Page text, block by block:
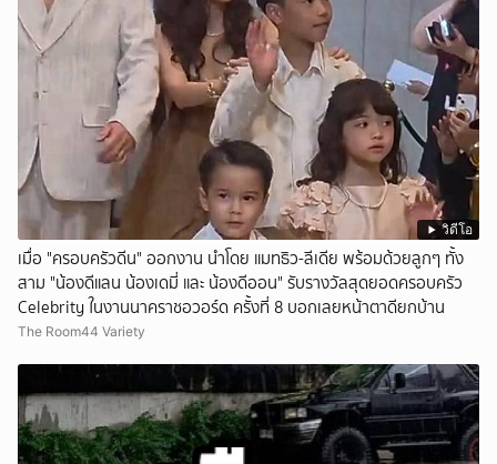
วิดีโอ
เมื่อ "ครอบครัวดีน" ออกงาน นำโดย แมทธิว-ลีเดีย พร้อมด้วยลูกๆ ทั้ง
สาม "น้องดีแลน น้องเดมี่ และ น้องดีออน" รับรางวัลสุดยอดครอบครัว
Celebrity ในงานนาคราชอวอร์ด ครั้งที่ 8 บอกเลยหน้าตาดียกบ้าน
The Room44 Variety